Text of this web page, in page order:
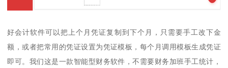
好会计软件可以把上个月凭证复制到下个月，只需要手工改下金
额，或者把常用的凭证设置为凭证模板，每个月调用模板生成凭证
即可。我们这是一款智能型财务软件，不需要财务加班手工统计，